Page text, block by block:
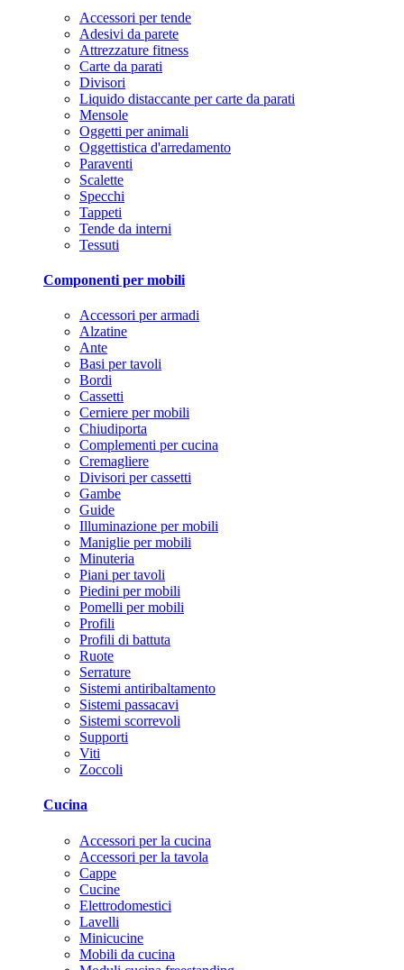
Accessori per tende
Adesivi da parete
Attrezzature fitness
Carte da parati
Divisori
Liquido distaccante per carte da parati
Mensole
Oggetti per animali
Oggettistica d'arredamento
Paraventi
Scalette
Specchi
Tappeti
Tende da interni
Tessuti
Componenti per mobili
Accessori per armadi
Alzatine
Ante
Basi per tavoli
Bordi
Cassetti
Cerniere per mobili
Chiudiporta
Complementi per cucina
Cremagliere
Divisori per cassetti
Gambe
Guide
Illuminazione per mobili
Maniglie per mobili
Minuteria
Piani per tavoli
Piedini per mobili
Pomelli per mobili
Profili
Profili di battuta
Ruote
Serrature
Sistemi antiribaltamento
Sistemi passacavi
Sistemi scorrevoli
Supporti
Viti
Zoccoli
Cucina
Accessori per la cucina
Accessori per la tavola
Cappe
Cucine
Elettrodomestici
Lavelli
Minicucine
Mobili da cucina